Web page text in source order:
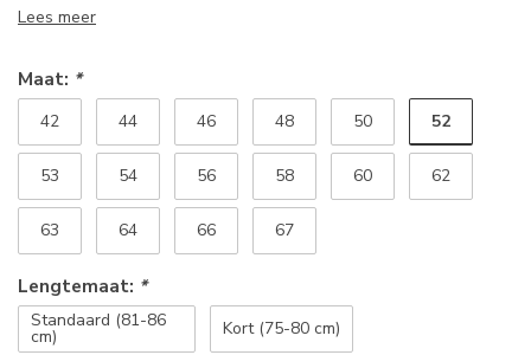
Lees meer
Maat: *
42 44 46 48 50 52
53 54 56 58 60 62
63 64 66 67
Lengtemaat: *
Standaard (81-86
cm) Kort (75-80 cm)